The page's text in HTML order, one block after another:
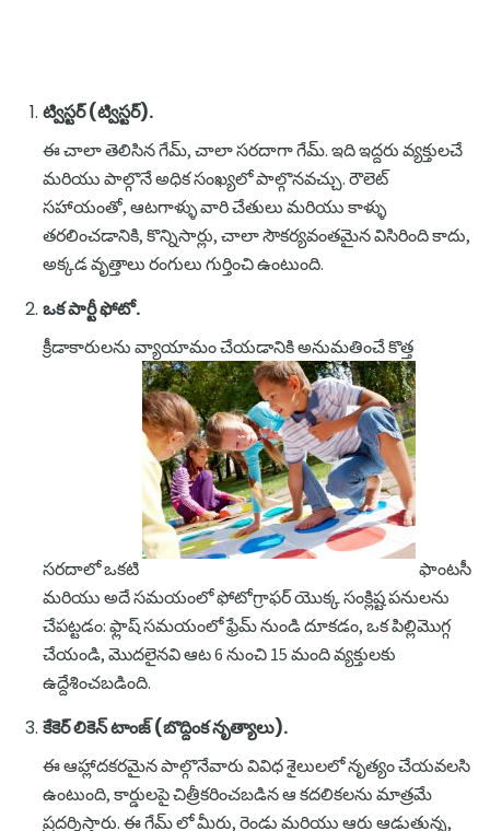
ట్విస్టర్ (ట్విస్టర్).
ఈ చాలా తెలిసిన గేమ్, చాలా సరదాగా గేమ్. ఇది ఇద్దరు వ్యక్తులచే
మరియు పాల్గొనే అధిక సంఖ్యలో పాల్గొనవచ్చు. రౌలెట్
సహాయంతో, ఆటగాళ్ళు వారి చేతులు మరియు కాళ్ళు
తరలించడానికి, కొన్నిసార్లు, చాలా సౌకర్యవంతమైన విసిరింది కాదు,
అక్కడ వృత్తాలు రంగులు గుర్తించి ఉంటుంది.
ఒక పార్టీ ఫోటో.
క్రీడాకారులను వ్యాయామం చేయడానికి అనుమతించే కొత్త
సరదాలో ఒకటి
ఫాంటసీ
మరియు అదే సమయంలో ఫోటోగ్రాఫర్ యొక్క సంక్లిష్ట పనులను
చేపట్టడం: ఫ్లాష్ సమయంలో ఫ్రేమ్ నుండి దూకడం, ఒక పిల్లిమొగ్గ
చేయండి, మొదలైనవి ఆట 6 నుంచి 15 మంది వ్యక్తులకు
ఉద్దేశించబడింది.
కేకెర్ లికెన్ టాంజ్ (బొద్దింక నృత్యాలు).
ఈ ఆహ్లాదకరమైన పాల్గొనేవారు వివిధ శైలులలో నృత్యం చేయవలసి
ఉంటుంది, కార్డులపై చిత్రీకరించబడిన ఆ కదలికలను మాత్రమే
ప్రదర్శిస్తారు. ఈ గేమ్ లో మీరు, రెండు మరియు ఆరు ఆడుతున్న,